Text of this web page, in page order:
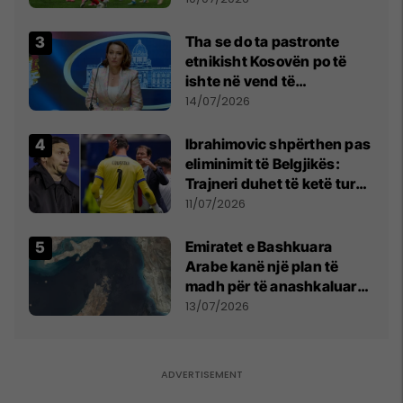
Tha se do ta pastronte
etnikisht Kosovën po të
ishte në vend të
Millosheviqit, Lëvizja e
kërkon shkarkimin e
menjëhershëm të
Snezhana Paunoviq
14/07/2026
Ibrahimovic shpërthen pas
eliminimit të Belgjikës:
Trajneri duhet të ketë turp,
ai lojtar se meritoi të luante
11/07/2026
Emiratet e Bashkuara
Arabe kanë një plan të
madh për të anashkaluar
Ngushticën e Hormuzit
13/07/2026